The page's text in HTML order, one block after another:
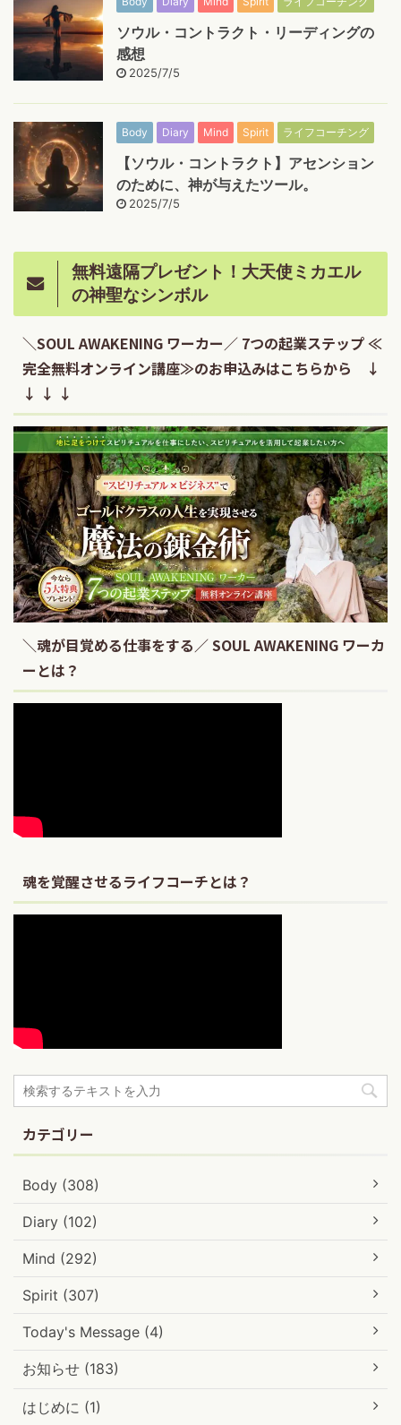
ソウル・コントラクト・リーディングの
感想
2025/7/5
Body Diary Mind Spirit ライフコーチング
【ソウル・コントラクト】アセンション
のために、神が与えたツール。
2025/7/5
無料遠隔プレゼント！大天使ミカエル
の神聖なシンボル
＼SOUL AWAKENING ワーカー／ 7つの起業ステップ ≪
完全無料オンライン講座≫のお申込みはこちらから ↓
↓ ↓ ↓
＼魂が目覚める仕事をする／ SOUL AWAKENING ワーカ
ーとは？
魂を覚醒させるライフコーチとは？
カテゴリー
Body (308)
Diary (102)
Mind (292)
Spirit (307)
Today's Message (4)
お知らせ (183)
はじめに (1)